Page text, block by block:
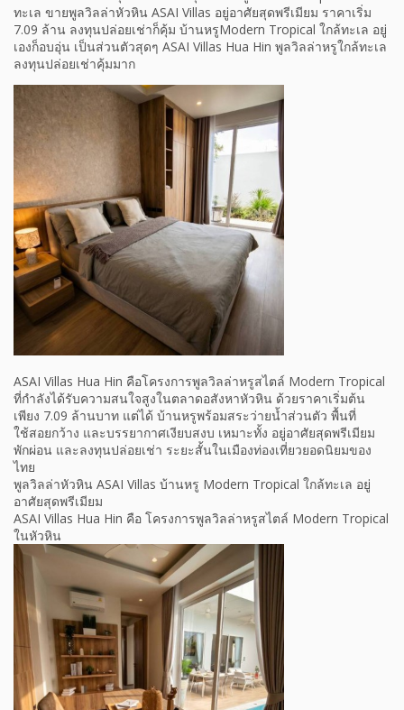
ทะเล ขายพูลวิลล่าหัวหิน ASAI Villas อยู่อาศัยสุดพรีเมียม ราคาเริ่ม
7.09 ล้าน ลงทุนปล่อยเช่าก็คุ้ม บ้านหรูModern Tropical ใกล้ทะเล อยู่
เองก็อบอุ่น เป็นส่วนตัวสุดๆ ASAI Villas Hua Hin พูลวิลล่าหรูใกล้ทะเล
ลงทุนปล่อยเช่าคุ้มมาก
ASAI Villas Hua Hin คือโครงการพูลวิลล่าหรูสไตล์ Modern Tropical
ที่กำลังได้รับความสนใจสูงในตลาดอสังหาหัวหิน ด้วยราคาเริ่มต้น
เพียง 7.09 ล้านบาท แต่ได้ บ้านหรูพร้อมสระว่ายน้ำส่วนตัว พื้นที่
ใช้สอยกว้าง และบรรยากาศเงียบสงบ เหมาะทั้ง อยู่อาศัยสุดพรีเมียม
พักผ่อน และลงทุนปล่อยเช่า ระยะสั้นในเมืองท่องเที่ยวยอดนิยมของ
ไทย
พูลวิลล่าหัวหิน ASAI Villas บ้านหรู Modern Tropical ใกล้ทะเล อยู่
อาศัยสุดพรีเมียม
ASAI Villas Hua Hin คือ โครงการพูลวิลล่าหรูสไตล์ Modern Tropical
ในหัวหิน